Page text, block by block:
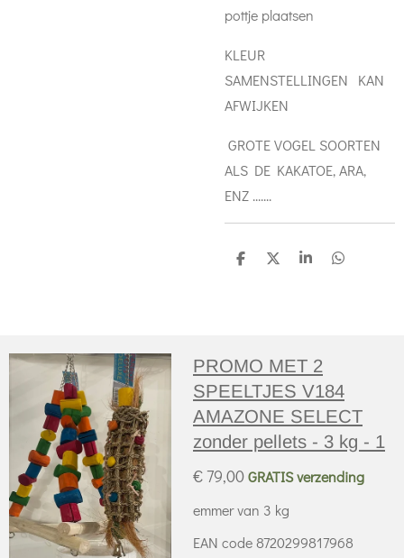
pottje plaatsen
KLEUR
SAMENSTELLINGEN KAN
AFWIJKEN
GROTE VOGEL SOORTEN
ALS DE KAKATOE, ARA,
ENZ .......
D
D
S
D
PROMO MET 2
SPEELTJES V184
AMAZONE SELECT
zonder pellets - 3 kg - 1
€ 79,00GRATIS verzending
emmer van 3 kg
EAN code 8720299817968